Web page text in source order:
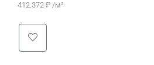
412.372 ₽ /м²